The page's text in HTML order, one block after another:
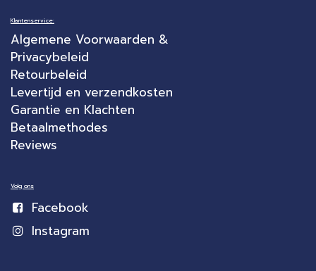
Klantenservice:
Algemene Voorwaarden &
Privacybeleid
Retourbeleid
Levertijd en verzendkosten
Garantie en Klachten
Betaalmethodes
Reviews
Volg ons
Facebook
Instagram